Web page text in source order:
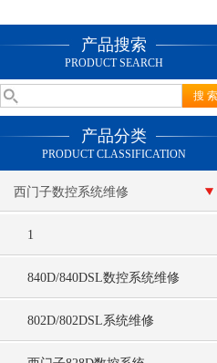
产品搜索
PRODUCT SEARCH
产品分类
PRODUCT CLASSIFICATION
西门子数控系统维修
1
840D/840DSL数控系统维修
802D/802DSL系统维修